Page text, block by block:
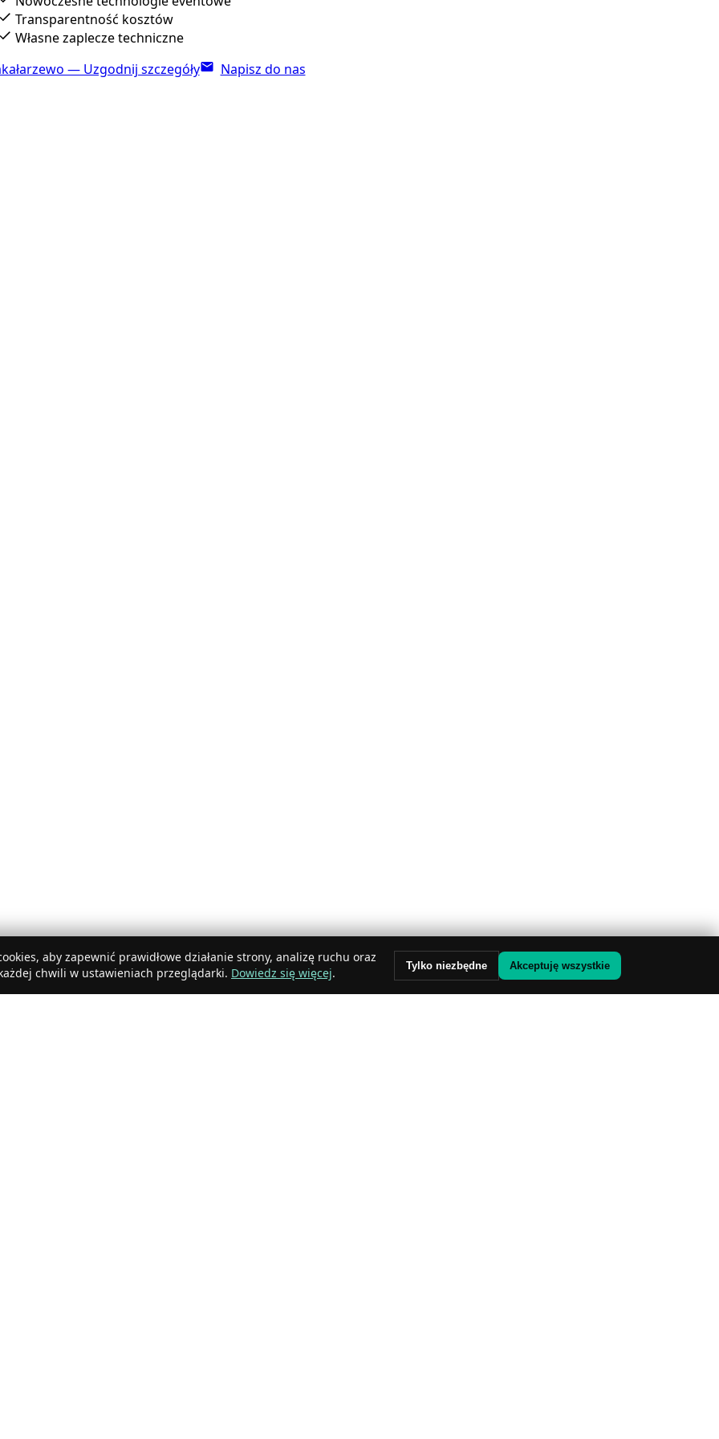
Transparentność kosztów
Własne zaplecze techniczne
— Uzgodnij szczegóły
Napisz do nas
aby zapewnić prawidłowe działanie strony, analizę ruchu oraz
chwili w ustawieniach przeglądarki. Dowiedz się więcej. Tylko niezbędne Akceptuję wszystkie